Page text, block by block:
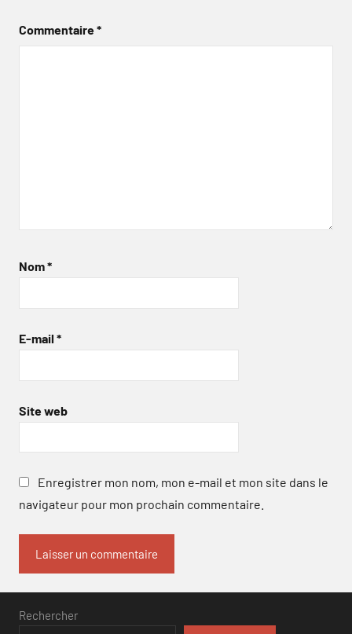
Commentaire*
Nom*
E-mail *
Site web
Enregistrer mon nom, mon e-mail et mon site dans le
navigateur pour mon prochain commentaire.
Rechercher